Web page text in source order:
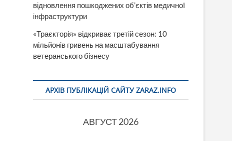
відновлення пошкоджених об’єктів медичної
інфраструктури
«Траєкторія» відкриває третій сезон: 10
мільйонів гривень на масштабування
ветеранського бізнесу
АРХІВ ПУБЛІКАЦІЙ САЙТУ ZARAZ.INFO
АВГУСТ 2026